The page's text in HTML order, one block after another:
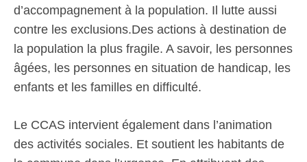
d’accompagnement à la population. Il lutte aussi
contre les exclusions.Des actions à destination de
la population la plus fragile. A savoir, les personnes
âgées, les personnes en situation de handicap, les
enfants et les familles en difficulté.
Le CCAS intervient également dans l’animation
des activités sociales. Et soutient les habitants de